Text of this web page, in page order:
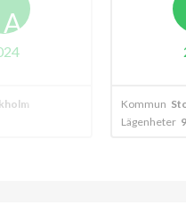
A
Kommun
Lägenheter